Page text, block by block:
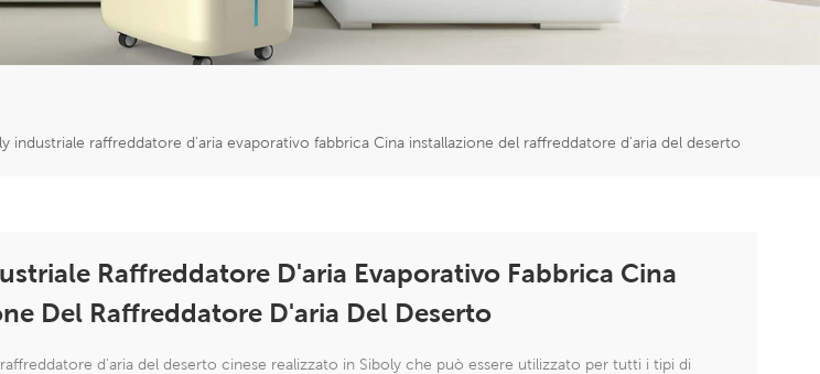
industriale raffreddatore d'aria evaporativo fabbrica Cina installazione del raffreddatore d'aria del deserto
Raffreddatore D'aria Evaporativo Fabbrica Cina
Del Raffreddatore D'aria Del Deserto
d'aria del deserto cinese realizzato in Siboly che può essere utilizzato per tutti i tipi di